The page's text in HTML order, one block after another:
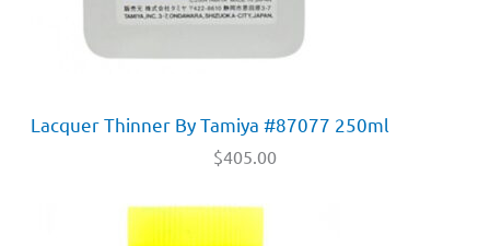
Lacquer Thinner By Tamiya #87077 250ml
$405.00